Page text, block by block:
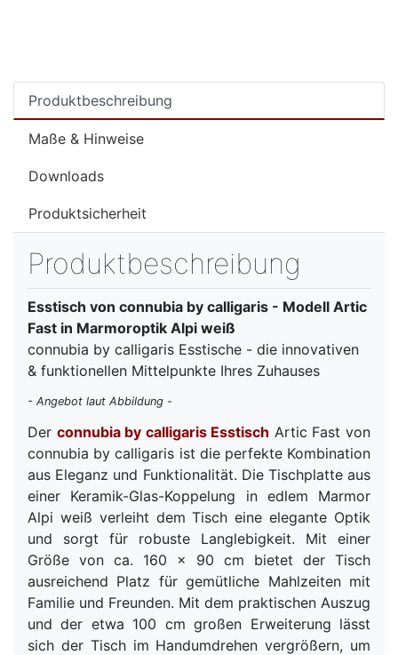
Produktbeschreibung
Maße & Hinweise
Downloads
Produktsicherheit
Produktbeschreibung
Esstisch von connubia by calligaris - Modell Artic
Fast in Marmoroptik Alpi weiß
connubia by calligaris Esstische - die innovativen
& funktionellen Mittelpunkte Ihres Zuhauses
- Angebot laut Abbildung -
Der connubia by calligaris Esstisch Artic Fast von
connubia by calligaris ist die perfekte Kombination
aus Eleganz und Funktionalität. Die Tischplatte aus
einer Keramik-Glas-Koppelung in edlem Marmor
Alpi weiß verleiht dem Tisch eine elegante Optik
und sorgt für robuste Langlebigkeit. Mit einer
Größe von ca. 160 x 90 cm bietet der Tisch
ausreichend Platz für gemütliche Mahlzeiten mit
Familie und Freunden. Mit dem praktischen Auszug
und der etwa 100 cm großen Erweiterung lässt
sich der Tisch im Handumdrehen vergrößern, um